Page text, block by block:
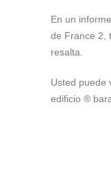
En un
de France 2,
resalta.
Usted puede
edificio ®